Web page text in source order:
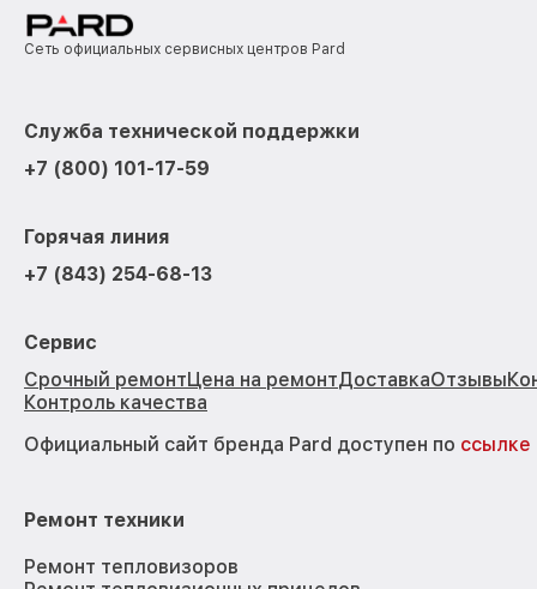
Сеть официальных сервисных центров Pard
Служба технической поддержки
+7 (800) 101-17-59
Горячая линия
+7 (843) 254-68-13
Сервис
Срочный ремонтЦена на ремонтДоставкаОтзывы
Контроль качества
Официальный сайт бренда Pard доступен по ссылке
Ремонт техники
Ремонт тепловизоров